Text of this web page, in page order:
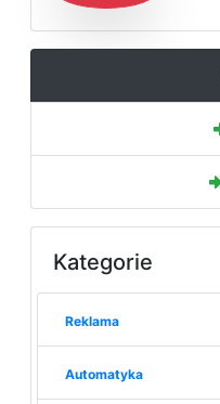
Kategorie
Reklama
Automatyka